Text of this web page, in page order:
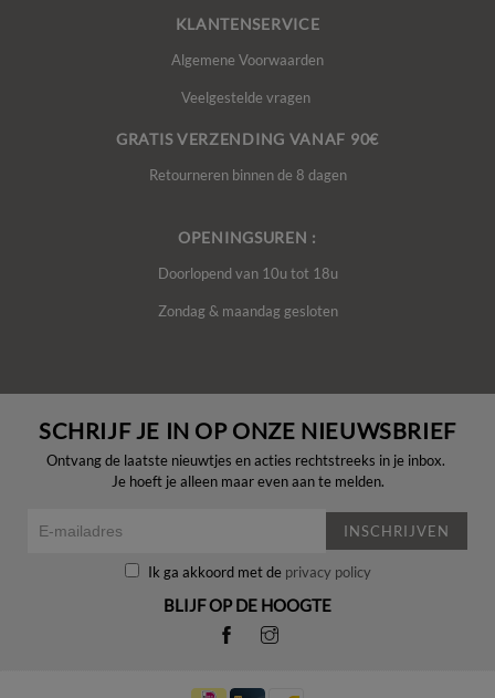
KLANTENSERVICE
Algemene Voorwaarden
Veelgestelde vragen
GRATIS VERZENDING VANAF 90€
Retourneren binnen de 8 dagen
OPENINGSUREN :
Doorlopend van 10u tot 18u
Zondag & maandag gesloten
SCHRIJF JE IN OP ONZE NIEUWSBRIEF
Ontvang de laatste nieuwtjes en acties rechtstreeks in je inbox.
Je hoeft je alleen maar even aan te melden.
INSCHRIJVEN
Ik ga akkoord met de privacy policy
BLIJF OP DE HOOGTE